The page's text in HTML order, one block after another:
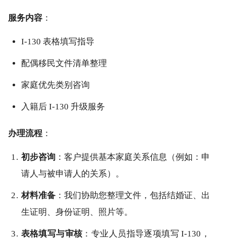
服务内容 ：
I-130 表格填写指导
配偶移民文件清单整理
家庭优先类别咨询
入籍后 I-130 升级服务
办理流程 ：
初步咨询：客户提供基本家庭关系信息（例如：申
请人与被申请人的关系）。
材料准备：我们协助您整理文件，包括结婚证、出
生证明、身份证明、照片等。
表格填写与审核：专业人员指导逐项填写 I-130，